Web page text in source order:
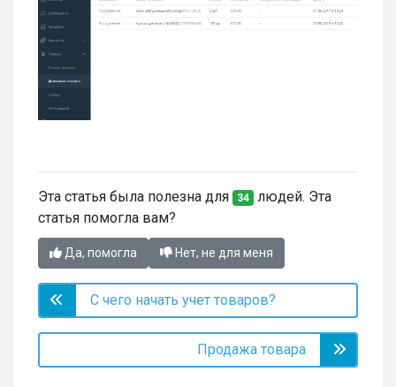
Эта статья была полезна для 34 людей. Эта
статья помогла вам?
Да, помогла Нет, не для меня
С чего начать учет товаров?
Продажа товара